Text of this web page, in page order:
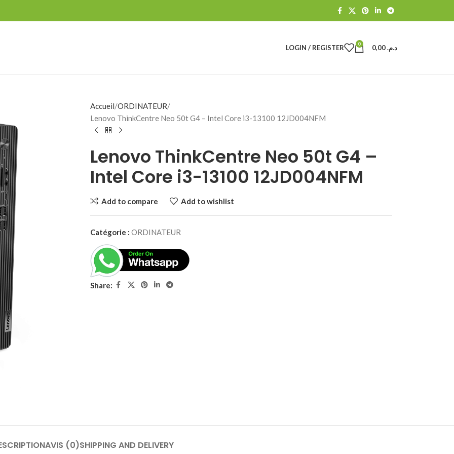
LOGIN / REGISTER 0 د.م.
Accueil ORDINATEUR
Lenovo ThinkCentre Neo 50t G4 – Intel Core i3-13100 12JD004NFM
Lenovo ThinkCentre Neo 50t G4 –
Intel Core i3-13100 12JD004NFM
Add to compare Add to wishlist
Catégorie : ORDINATEUR
Share:
AVIS (0)SHIPPING AND DELIVERY